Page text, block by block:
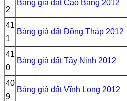
2
Bảng giá đất Cao Bằng 2012
41
1
Bảng giá đất Đồng Tháp 2012
41
0
Bảng giá đất Tây Ninh 2012
40
9
Bảng giá đất Vĩnh Long 2012